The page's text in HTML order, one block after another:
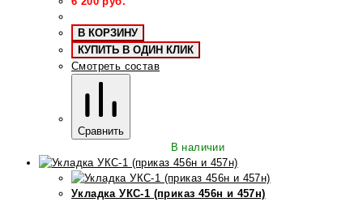
В КОРЗИНУ
КУПИТЬ В ОДИН КЛИК
Смотреть состав
Сравнить
В наличии
Укладка УКС-1 (приказ 456н и 457н)